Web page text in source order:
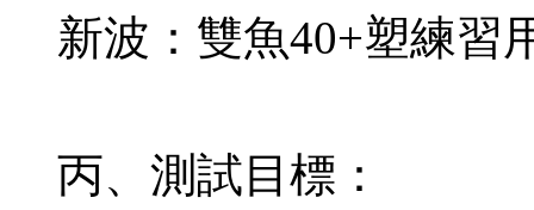
新波：雙魚40+塑練習
丙、測試目標：